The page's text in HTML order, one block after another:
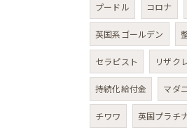
プードル コロナ
英国系ゴールデン
セラピスト リザク
持続化給付金 マダ
チワワ 英国プラチ